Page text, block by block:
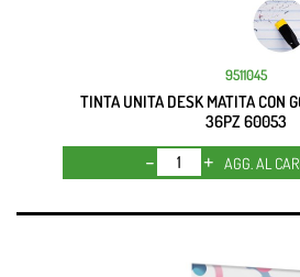
9511045
TINTA UNITA DESK MATITA CON
36PZ 60053
Quantità
AGG. AL